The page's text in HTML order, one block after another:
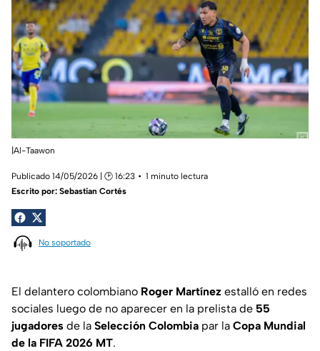
|Al-Taawon
Publicado 14/05/2026 | 🕑 16:23
1 minuto lectura
Escrito por: Sebastian Cortés
No soportado
El delantero colombiano Roger Martínez estalló en redes
sociales luego de no aparecer en la prelista de 55
jugadores de la Selección Colombia par la Copa Mundial
de la FIFA 2026 MT.